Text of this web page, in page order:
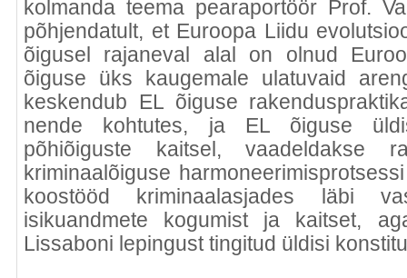
kolmanda teema pearaportöör Prof.
põhjendatult, et Euroopa Liidu
õigusel rajaneval alal on olnud
õiguse üks kaugemale ulatuvaid
keskendub EL õiguse
nende kohtutes, ja EL õiguse
põhiõiguste kaitsel, vaadeldakse
kriminaalõiguse
koostööd kriminaalasjades läbi
isikuandmete kogumist ja kaitset,
Lissaboni lepingust tingitud üldisi